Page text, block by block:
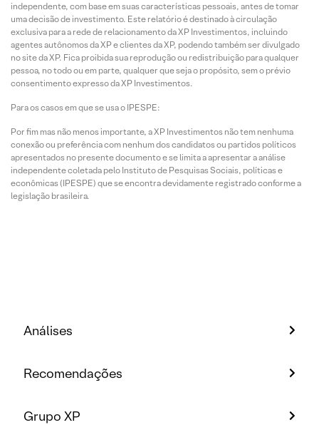
independente, com base em suas características pessoais, antes de tomar
uma decisão de investimento. Este relatório é destinado à circulação
exclusiva para a rede de relacionamento da XP Investimentos, incluindo
agentes autônomos da XP e clientes da XP, podendo também ser divulgado
no site da XP. Fica proibida sua reprodução ou redistribuição para qualquer
pessoa, no todo ou em parte, qualquer que seja o propósito, sem o prévio
consentimento expresso da XP Investimentos.
Para os casos em que se usa o IPESPE:
Por fim mas não menos importante, a XP Investimentos não tem nenhuma
conexão ou preferência com nenhum dos candidatos ou partidos políticos
apresentados no presente documento e se limita a apresentar a análise
independente coletada pelo Instituto de Pesquisas Sociais, políticas e
econômicas (IPESPE) que se encontra devidamente registrado conforme a
legislação brasileira.
Análises
Recomendações
Grupo XP